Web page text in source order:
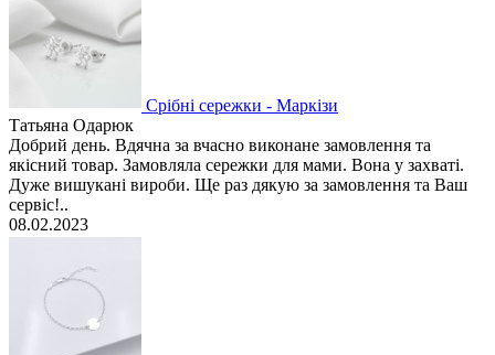
Срібні сережки - Маркізи
Татьяна Одарюк
Добрий день. Вдячна за вчасно виконане замовлення та
якісний товар. Замовляла сережки для мами. Вона у захваті.
Дуже вишукані вироби. Ще раз дякую за замовлення та Ваш
сервіс!..
08.02.2023